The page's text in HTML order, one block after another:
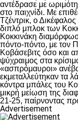
αντέδρασε με
στο παιχνίδι. Με
Τζέντρικ, ο
διπλό μπλοκ των
Κοκκινάκη
πόντο-πόντο, με τον
Κοβάσεβιτς όσο και
ψύχραιμος στα
«ασπρόμαυροι»
εκμεταλλεύτηκαν τα
κόντρα μπάλες του
μικρή μείωση της
21-25, παίρνοντας
Advertisement